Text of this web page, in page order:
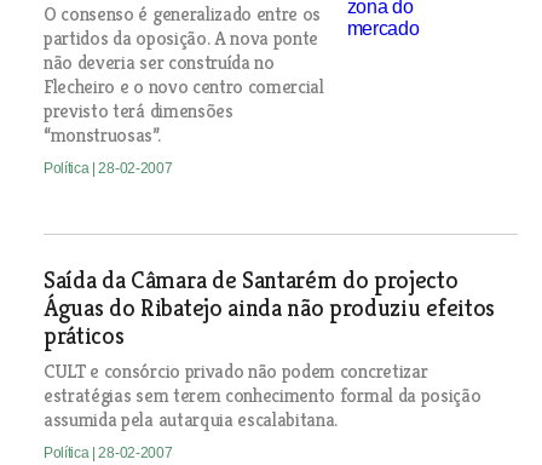
O consenso é generalizado entre os
partidos da oposição. A nova ponte
não deveria ser construída no
Flecheiro e o novo centro comercial
previsto terá dimensões
“monstruosas”.
Política | 28-02-2007
Saída da Câmara de Santarém do projecto
Águas do Ribatejo ainda não produziu efeitos
práticos
CULT e consórcio privado não podem concretizar
estratégias sem terem conhecimento formal da posição
assumida pela autarquia escalabitana.
Política | 28-02-2007